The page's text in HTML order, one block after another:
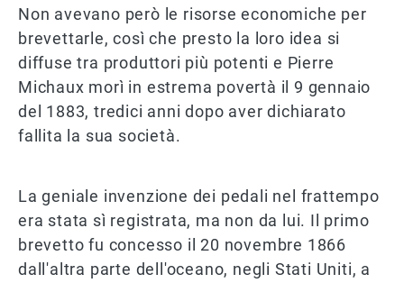
Non avevano però le risorse economiche per
brevettarle, così che presto la loro idea si
diffuse tra produttori più potenti e Pierre
Michaux morì in estrema povertà il 9 gennaio
del 1883, tredici anni dopo aver dichiarato
fallita la sua società.
La geniale invenzione dei pedali nel frattempo
era stata sì registrata, ma non da lui. Il primo
brevetto fu concesso il 20 novembre 1866
dall'altra parte dell'oceano, negli Stati Uniti, a